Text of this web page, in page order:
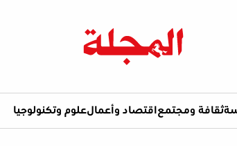
ثقافة ومجتمع اقتصاد وأعمالعلوم وتكنولوجيا